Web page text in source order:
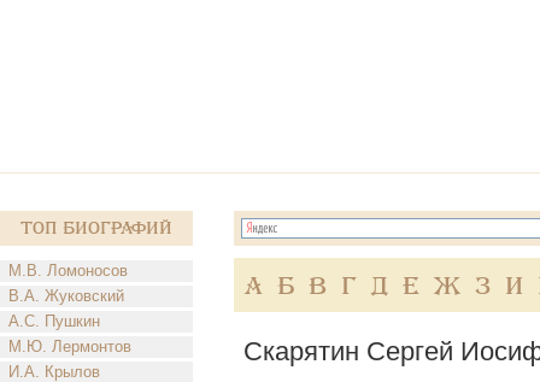
Топ Биографий
М.В. Ломоносов
В.А. Жуковский
А.С. Пушкин
М.Ю. Лермонтов
И.А. Крылов
А Б В Г Д Е Ж З И
Скарятин Сергей